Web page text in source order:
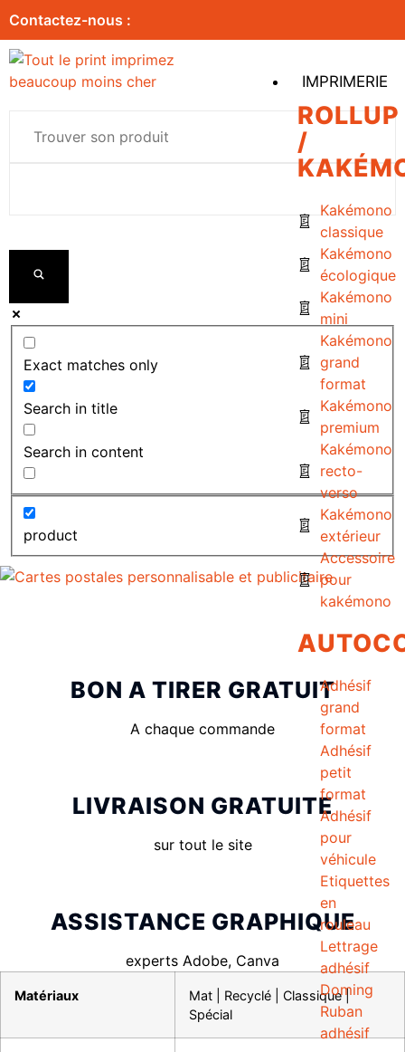
Contactez-nous :
IMPRIMERIE
ROLLUP
/
Kakémono
classique
Kakémono
écologique
Kakémono
mini
Kakémono
grand
format
Kakémono
premium
Kakémono
recto-
verso
Kakémono
extérieur
Accessoire
pour
kakémono
Adhésif
grand
format
Adhésif
petit
format
Adhésif
pour
véhicule
Etiquettes
en
rouleau
Lettrage
adhésif
Doming
Ruban
adhésif
Exact matches only
Search in title
Search in content
product
BON A TIRER GRATUIT
A chaque commande
LIVRAISON GRATUITE
sur tout le site
ASSISTANCE GRAPHIQUE
experts Adobe, Canva
Matériaux
Mat | Recyclé | Classique |
Spécial